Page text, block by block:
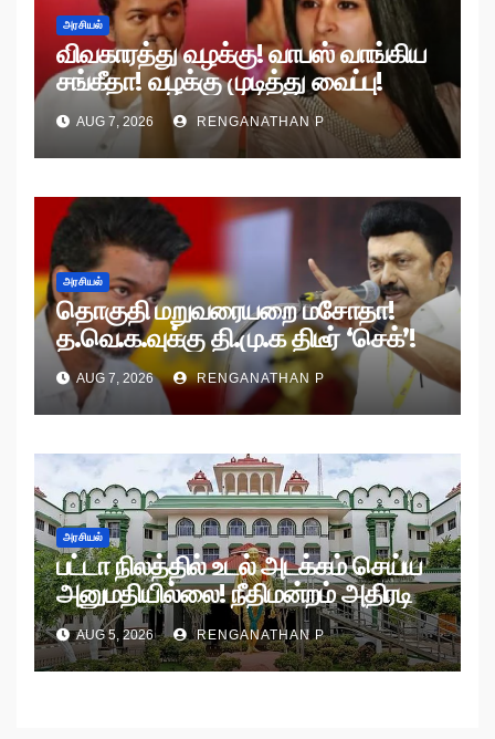
அரசியல்
விவகாரத்து வழக்கு! வாபஸ் வாங்கிய
சங்கீதா! வழக்கு முடித்து வைப்பு!
AUG 7, 2026 RENGANATHAN P
அரசியல்
தொகுதி மறுவரையறை மசோதா!
த.வெ.க.வுக்கு தி.மு.க திடீர் ‘செக்’!
AUG 7, 2026 RENGANATHAN P
அரசியல்
பட்டா நிலத்தில் உடல் அடக்கம் செய்ய
அனுமதியில்லை! நீதிமன்றம் அதிரடி
உத்தரவு!
AUG 5, 2026 RENGANATHAN P